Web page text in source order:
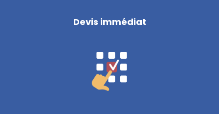
Devis immédiat